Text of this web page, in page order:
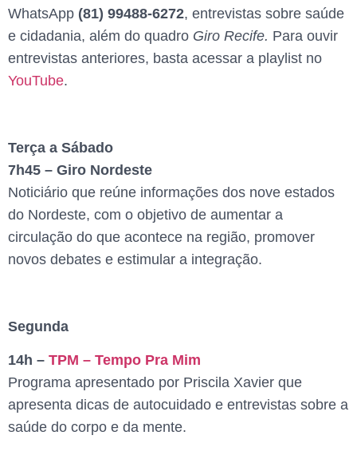
WhatsApp (81) 99488-6272, entrevistas sobre saúde
e cidadania, além do quadro Giro Recife. Para ouvir
entrevistas anteriores, basta acessar a playlist no
YouTube.
Terça a Sábado
7h45 – Giro Nordeste
Noticiário que reúne informações dos nove estados
do Nordeste, com o objetivo de aumentar a
circulação do que acontece na região, promover
novos debates e estimular a integração.
Segunda
14h – TPM – Tempo Pra Mim
Programa apresentado por Priscila Xavier que
apresenta dicas de autocuidado e entrevistas sobre a
saúde do corpo e da mente.